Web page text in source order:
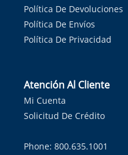
Política De Devoluciones
Política De Envíos
Política De Privacidad
Atención Al Cliente
Mi Cuenta
Solicitud De Crédito
Phone: 800.635.1001